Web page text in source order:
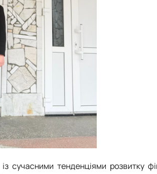
сучасними тенденціями розвитку